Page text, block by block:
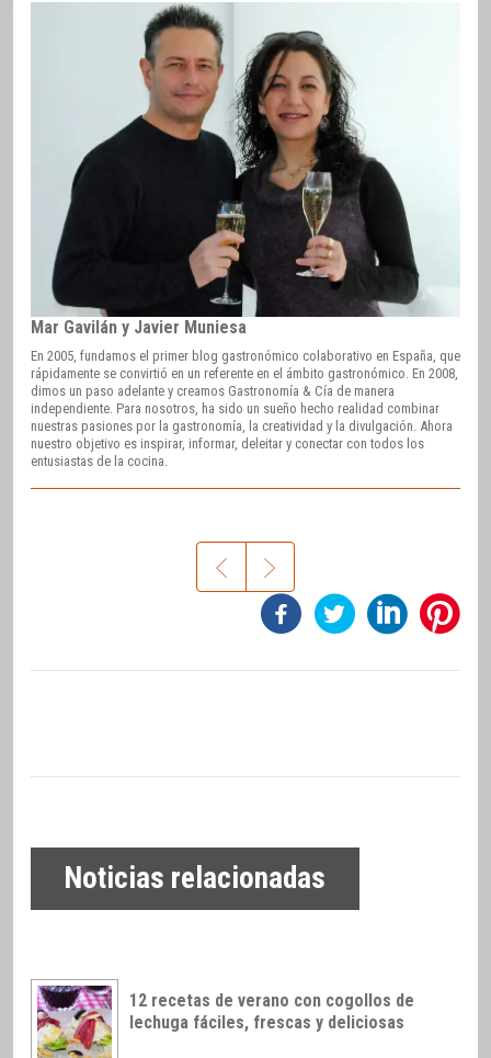
Mar Gavilán y Javier Muniesa
En 2005, fundamos el primer blog gastronómico colaborativo en España, que
rápidamente se convirtió en un referente en el ámbito gastronómico. En 2008,
dimos un paso adelante y creamos Gastronomía & Cía de manera
independiente. Para nosotros, ha sido un sueño hecho realidad combinar
nuestras pasiones por la gastronomía, la creatividad y la divulgación. Ahora
nuestro objetivo es inspirar, informar, deleitar y conectar con todos los
entusiastas de la cocina.
Noticias relacionadas
12 recetas de verano con cogollos de
lechuga fáciles, frescas y deliciosas